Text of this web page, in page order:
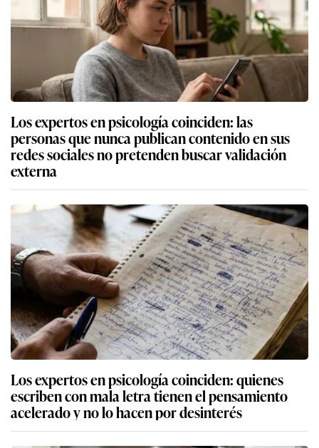
Los expertos en psicología coinciden: las
personas que nunca publican contenido en sus
redes sociales no pretenden buscar validación
externa
Los expertos en psicología coinciden: quienes
escriben con mala letra tienen el pensamiento
acelerado y no lo hacen por desinterés